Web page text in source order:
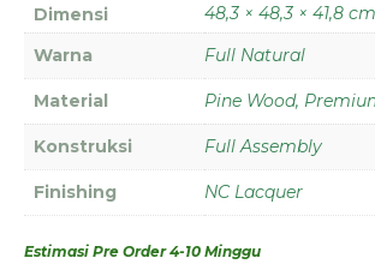
Dimensi
48,3 × 48,3 × 41,8 cm
Warna
Full Natural
Material Pine Wood,
Konstruksi Full Assembly
Finishing NC Lacquer
Estimasi Pre Order 4-10 Minggu